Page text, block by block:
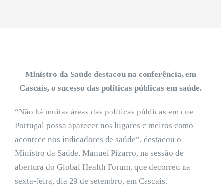
Ministro da Saúde destacou na conferência, em
Cascais, o sucesso das políticas públicas em saúde.
“Não há muitas áreas das políticas públicas em que
Portugal possa aparecer nos lugares cimeiros como
acontece nos indicadores de saúde”, destacou o
Ministro da Saúde, Manuel Pizarro, na sessão de
abertura do Global Health Forum, que decorreu na
sexta-feira, dia 29 de setembro, em Cascais.